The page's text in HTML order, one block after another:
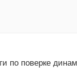
поверке